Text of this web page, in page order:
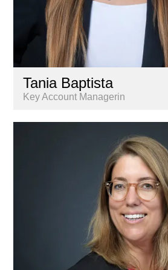
Tania Baptista
Key Account Managerin